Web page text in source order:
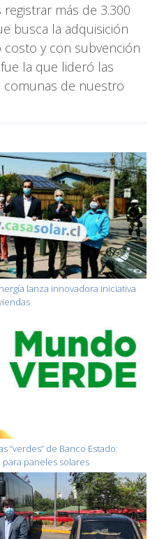
registrar más de 3.300
busca la adquisición
costo y con subvención
la que lideró las
comunas de nuestro
lanza innovadora iniciativa
“verdes” de Banco Estado:
paneles solares